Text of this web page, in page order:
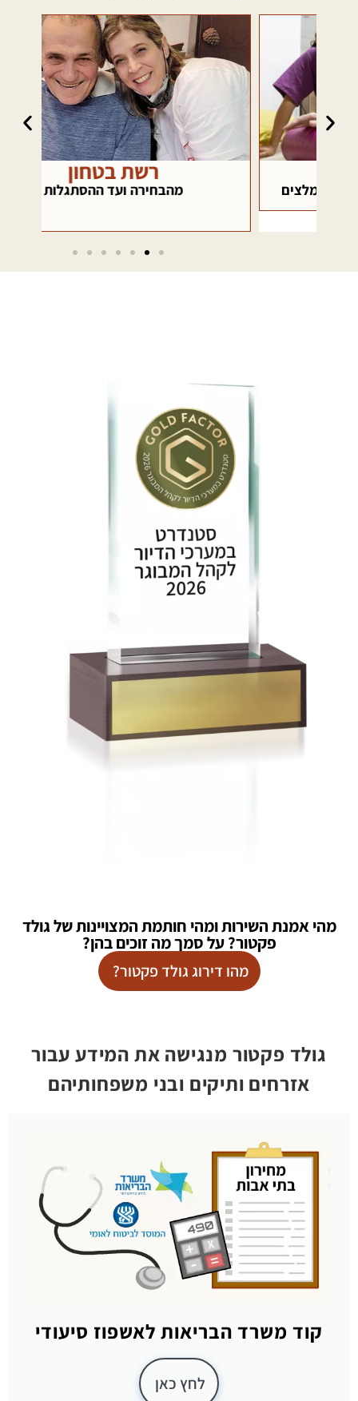
רשת בטחון
מהבחירה ועד ההסתגלות
מהי אמנת השירות ומהי חותמת המצויינות של גולד
פקטור? על סמך מה זוכים בהן?
מהו דירוג גולד פקטור?
גולד פקטור מנגישה את המידע עבור
אזרחים ותיקים ובני משפחותיהם
קוד משרד הבריאות לאשפוז סיעודי
לחץ כאן